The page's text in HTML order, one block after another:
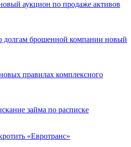
аукцион по продаже активов
долгам брошенной компании новый
правилах комплексного
займа по расписке
«Евротранс»